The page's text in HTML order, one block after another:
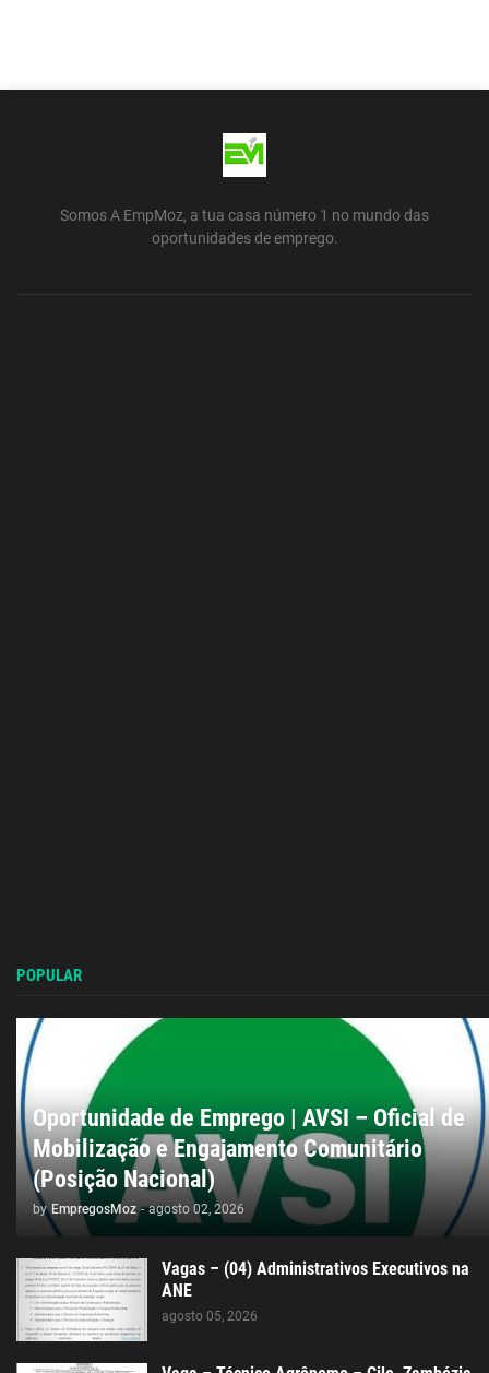
Somos A EmpMoz, a tua casa número 1 no mundo das
oportunidades de emprego.
POPULAR
Oportunidade de Emprego | AVSI – Oficial de
Mobilização e Engajamento Comunitário
(Posição Nacional)
by EmpregosMoz - agosto 02, 2026
Vagas – (04) Administrativos Executivos na
ANE
agosto 05, 2026